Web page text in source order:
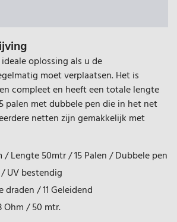
oplossing als u de
moet verplaatsen. Het is
compleet en heeft een totale lengte
palen met dubbele pen die in het net
netten zijn gemakkelijk met
/ Lengte 50mtr / 15 Palen / Dubbele pen
UV bestendig
draden / 11 Geleidend
Ohm / 50 mtr.